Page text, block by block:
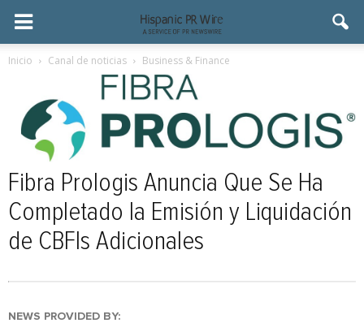
Inicio Canal de noticias Business & Finance
Fibra Prologis Anuncia Que Se Ha
Completado la Emisión y Liquidación
de CBFIs Adicionales
NEWS PROVIDED BY: